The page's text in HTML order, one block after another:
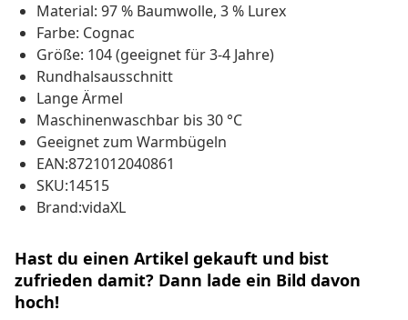
Material: 97 % Baumwolle, 3 % Lurex
Farbe: Cognac
Größe: 104 (geeignet für 3-4 Jahre)
Rundhalsausschnitt
Lange Ärmel
Maschinenwaschbar bis 30 °C
Geeignet zum Warmbügeln
EAN:8721012040861
SKU:14515
Brand:vidaXL
Hast du einen Artikel gekauft und bist
zufrieden damit? Dann lade ein Bild davon
hoch!